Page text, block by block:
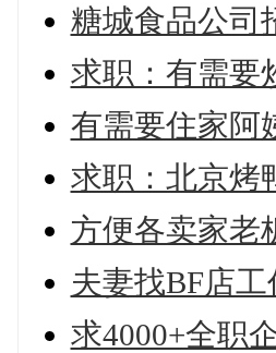
糖城食品公司
求职：有需要
有需要住家阿
求职：北京烤
方便各卖家老
夫妻找BF店工
求4000+全职